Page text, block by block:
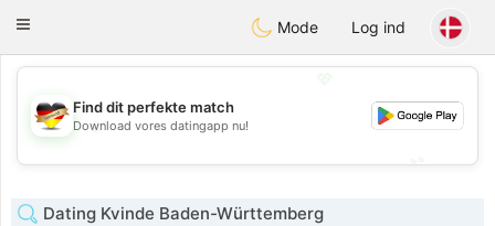
DeutschDating
Toggle
Mode Log ind
💖
💕
Find dit perfekte match
Download vores datingapp nu!
Dating Kvinde Baden-Württemberg